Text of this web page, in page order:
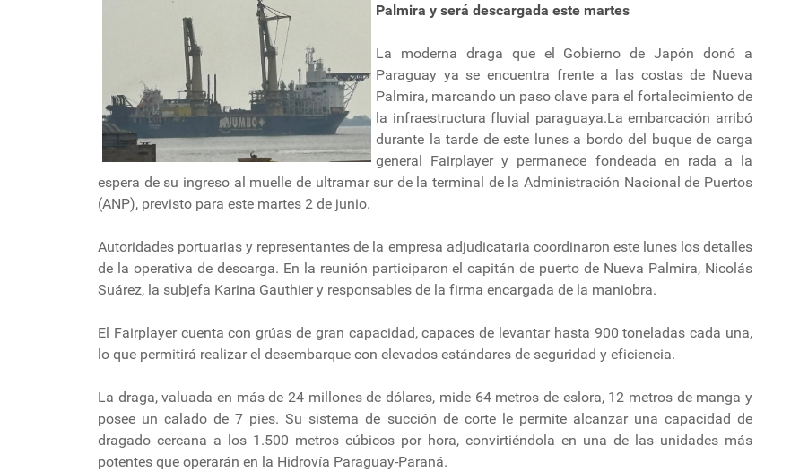
Palmira y será descargada este martes
La moderna draga que el Gobierno de Japón donó a
Paraguay ya se encuentra frente a las costas de Nueva
Palmira, marcando un paso clave para el fortalecimiento de
la infraestructura fluvial paraguaya.La embarcación arribó
durante la tarde de este lunes a bordo del buque de carga
general Fairplayer y permanece fondeada en rada a la
espera de su ingreso al muelle de ultramar sur de la terminal de la Administración Nacional de Puertos
(ANP), previsto para este martes 2 de junio.
Autoridades portuarias y representantes de la empresa adjudicataria coordinaron este lunes los detalles
de la operativa de descarga. En la reunión participaron el capitán de puerto de Nueva Palmira, Nicolás
Suárez, la subjefa Karina Gauthier y responsables de la firma encargada de la maniobra.
El Fairplayer cuenta con grúas de gran capacidad, capaces de levantar hasta 900 toneladas cada una,
lo que permitirá realizar el desembarque con elevados estándares de seguridad y eficiencia.
La draga, valuada en más de 24 millones de dólares, mide 64 metros de eslora, 12 metros de manga y
posee un calado de 7 pies. Su sistema de succión de corte le permite alcanzar una capacidad de
dragado cercana a los 1.500 metros cúbicos por hora, convirtiéndola en una de las unidades más
potentes que operarán en la Hidrovía Paraguay-Paraná.